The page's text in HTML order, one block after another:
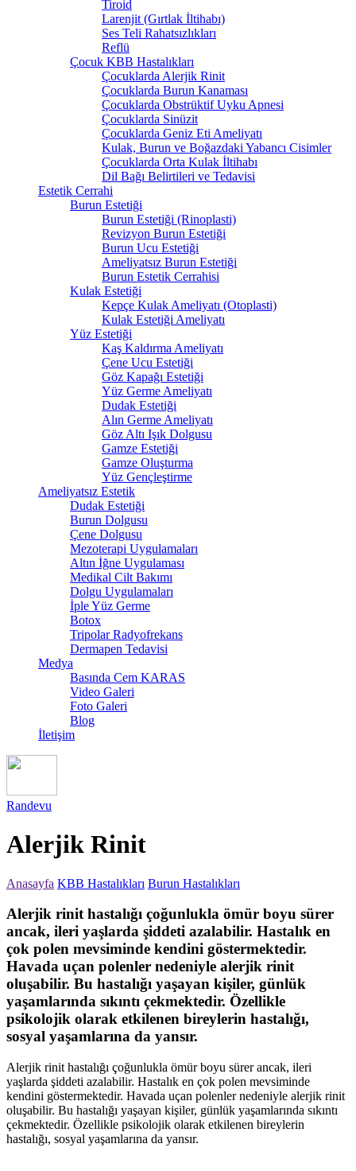
Tiroid
Larenjit (Gırtlak İltihabı)
Ses Teli Rahatsızlıkları
Reflü
Çocuk KBB Hastalıkları
Çocuklarda Alerjik Rinit
Çocuklarda Burun Kanaması
Çocuklarda Obstrüktif Uyku Apnesi
Çocuklarda Sinüzit
Çocuklarda Geniz Eti Ameliyatı
Kulak, Burun ve Boğazdaki Yabancı Cisimler
Çocuklarda Orta Kulak İltihabı
Dil Bağı Belirtileri ve Tedavisi
Estetik Cerrahi
Burun Estetiği
Burun Estetiği (Rinoplasti)
Revizyon Burun Estetiği
Burun Ucu Estetiği
Ameliyatsız Burun Estetiği
Burun Estetik Cerrahisi
Kulak Estetiği
Kepçe Kulak Ameliyatı (Otoplasti)
Kulak Estetiği Ameliyatı
Yüz Estetiği
Kaş Kaldırma Ameliyatı
Çene Ucu Estetiği
Göz Kapağı Estetiği
Yüz Germe Ameliyatı
Dudak Estetiği
Alın Germe Ameliyatı
Göz Altı Işık Dolgusu
Gamze Estetiği
Gamze Oluşturma
Yüz Gençleştirme
Ameliyatsız Estetik
Dudak Estetiği
Burun Dolgusu
Çene Dolgusu
Mezoterapi Uygulamaları
Altın İğne Uygulaması
Medikal Cilt Bakımı
Dolgu Uygulamaları
İple Yüz Germe
Botox
Tripolar Radyofrekans
Dermapen Tedavisi
Medya
Basında Cem KARAS
Video Galeri
Foto Galeri
Blog
İletişim
Randevu
Alerjik Rinit
Anasayfa KBB Hastalıkları Burun Hastalıkları
Alerjik rinit hastalığı çoğunlukla ömür boyu sürer
ancak, ileri yaşlarda şiddeti azalabilir. Hastalık en
çok polen mevsiminde kendini göstermektedir.
Havada uçan polenler nedeniyle alerjik rinit
oluşabilir. Bu hastalığı yaşayan kişiler, günlük
yaşamlarında sıkıntı çekmektedir. Özellikle
psikolojik olarak etkilenen bireylerin hastalığı,
sosyal yaşamlarına da yansır.
Alerjik rinit hastalığı çoğunlukla ömür boyu sürer ancak, ileri
yaşlarda şiddeti azalabilir. Hastalık en çok polen mevsiminde
kendini göstermektedir. Havada uçan polenler nedeniyle alerjik rinit
oluşabilir. Bu hastalığı yaşayan kişiler, günlük yaşamlarında sıkıntı
çekmektedir. Özellikle psikolojik olarak etkilenen bireylerin
hastalığı, sosyal yaşamlarına da yansır.